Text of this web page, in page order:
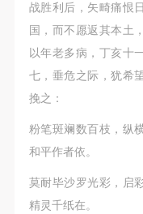
战胜利后，矢畸痛恨
国，而不愿返其本土
以年老多病，丁亥十
七，垂危之际，犹希
挽之：
粉笔斑斓数百枝，纵
和平作者依。
莫耐毕沙罗光彩，启
精灵千纸在。